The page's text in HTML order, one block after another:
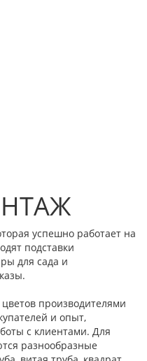
успешно работает на
подставки
для сада и
производителями
и опыт,
с клиентами. Для
разнообразные